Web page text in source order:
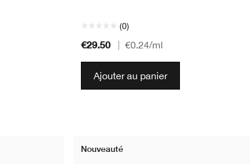
(0)
€29.50 €0.24/ml
Ajouter au panier
Nouveauté